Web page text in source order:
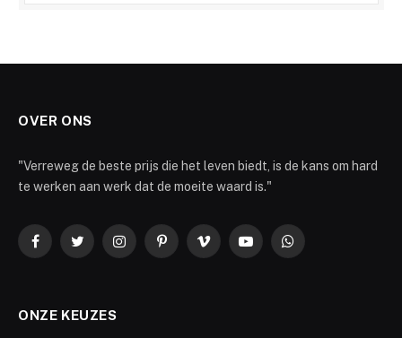
OVER ONS
"Verreweg de beste prijs die het leven biedt, is de kans om hard
te werken aan werk dat de moeite waard is."
FacebookTwitterInstagramPinterestVimeo YouTubeWhatsApp
ONZE KEUZES